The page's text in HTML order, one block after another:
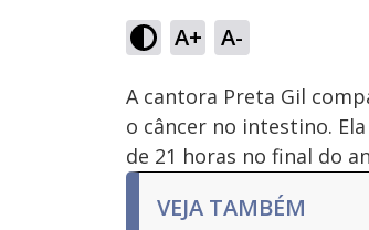
A+ A-
Ativar
Som
A cantora Preta Gil
o câncer no intestino.
de 21 horas no final do
VEJA TAMBÉM